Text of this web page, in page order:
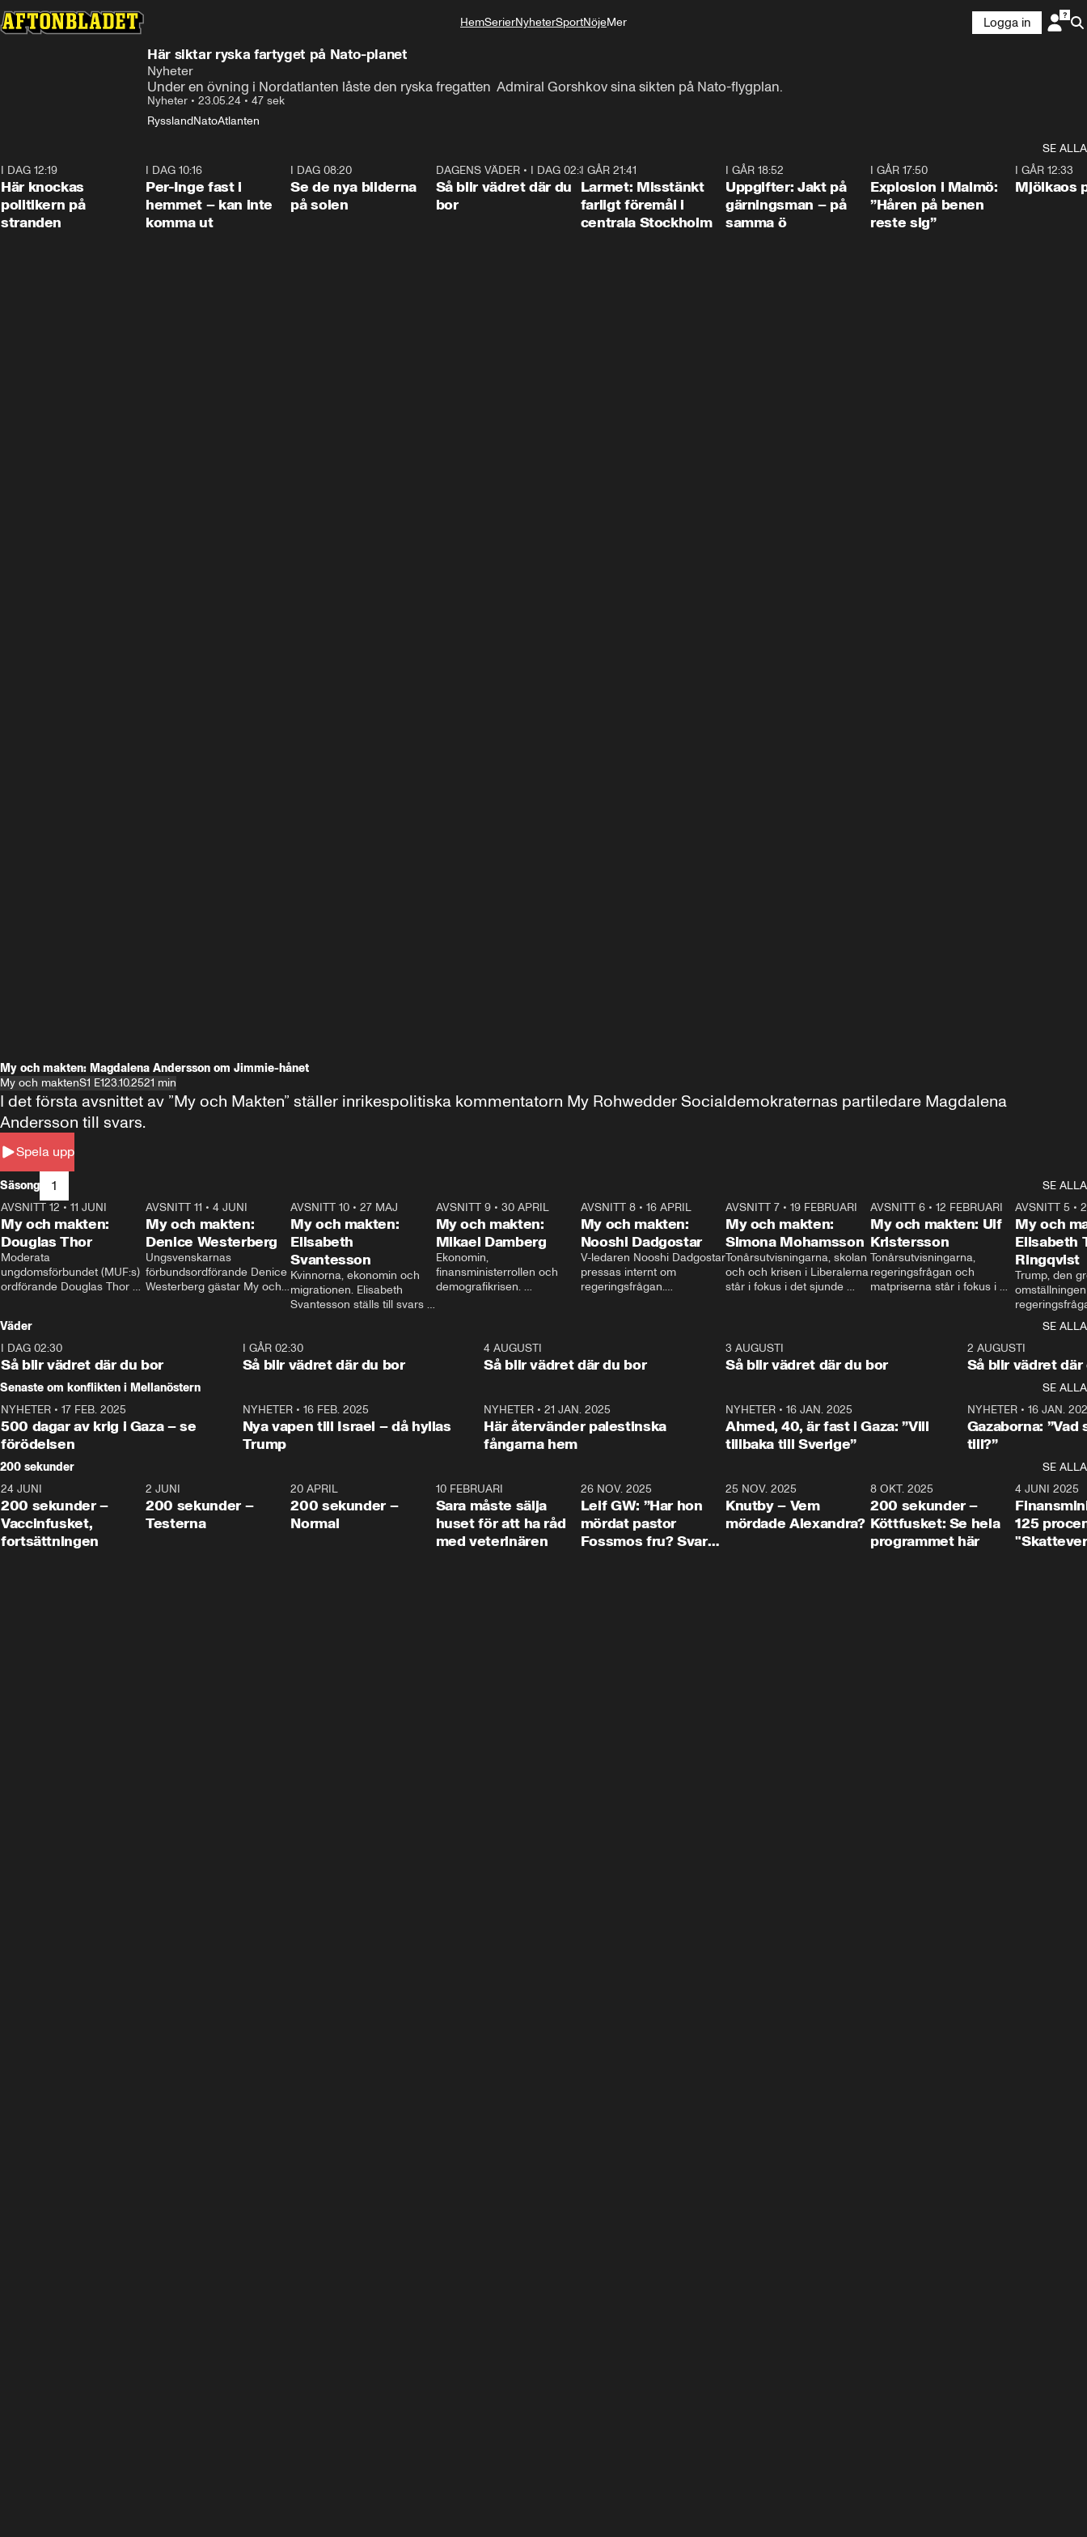
Nato-plan under en övning i Nordatlanten.
HemSerierNyheterSportNöjeMer
Logga in
Här siktar ryska fartyget på Nato-planet
Nyheter
Under en övning i Nordatlanten låste den ryska fregatten  Admiral Gorshkov sina sikten på Nato-flygplan.
Nyheter • 23.05.24 • 47 sek
RysslandNatoAtlanten
SE ALLA
I DAG 12:19
Här knockas
politikern på
stranden
I DAG 10:16
Per-Inge fast i
hemmet – kan inte
komma ut
I DAG 08:20
Se de nya bilderna
på solen
1:06
DAGENS VÄDER• I DAG 02:30
Så blir vädret där du
bor
I GÅR 21:41
Larmet: Misstänkt
farligt föremål i
centrala Stockholm
I GÅR 18:52
Uppgifter: Jakt på
gärningsman – på
samma ö
I GÅR 17:50
Explosion i Malmö:
”Håren på benen
reste sig”
I GÅR 12:33
Mjölkaos
My och makten: Magdalena Andersson om Jimmie-hånet
My och maktenS1 E123.10.2521 min
Spela upp
I det första avsnittet av ”My och Makten” ställer inrikespolitiska kommentatorn My Rohwedder Socialdemokraternas partiledare Magdalena
Andersson till svars.
Säsong 1
SE ALLA
26:27
AVSNITT 12 • 11 JUNI
My och makten:
Douglas Thor
Moderata
ungdomsförbundet (MUF:s)
ordförande Douglas Thor
tonårsutvisningarna och hur
Moderaterna ska locka
väljare till valet i höst.
23:40
AVSNITT 11 •4 JUNI
My och makten:
Denice Westerberg
Ungsvenskarnas
förbundsordförande Denice
Westerberg gästar My och
AVSNITT 10 •27 MAJ
My och makten:
Elisabeth
Svantesson
Kvinnorna, ekonomin och
migrationen. Elisabeth
Svantesson ställs till svars
AVSNITT 9• 30 APRIL
My och makten:
Mikael Damberg
Ekonomin,
finansministerrollen och
demografikrisen.
och Makten.
AVSNITT 8• 16 APRIL
My och makten:
Nooshi Dadgostar
V-ledaren Nooshi Dadgostar
pressas internt om
regeringsfrågan.
– Vi ställer upp i val. Ska vi
vara med så sitter vi förstås
24:30
AVSNITT 7• 19 FEBRUARI
My och makten:
Simona Mohamsson
Tonårsutvisningarna, skolan
och och krisen i Liberalerna
står i fokus i det sjunde
kommentator My
Rohwedder ställer
utbildnings- och
Mohamsson till svars.
27:30
AVSNITT 6 •12 FEBRUARI
My och makten: Ulf
Kristersson
Tonårsutvisningarna,
regeringsfrågan och
matpriserna står i fokus i
Rohwedder ställer
statsminister Ulf Kristersson
AVSNITT 5 •
My och
Elisabeth
Ringqvist
Trump, den
centrum i
avsnittet av
Makten”. Se
Aftonbladets
Rohwedder
Thand Ring
Väder
SE ALLA
I DAG 02:30
Så blir vädret där du bor
1:06
I GÅR 02:30
Så blir vädret där du bor
4 AUGUSTI
Så blir vädret där du bor
3 AUGUSTI
Så blir vädret där du bor
2 AUGUSTI
Så blir vädret där
Senaste om konflikten i Mellanöstern
SE ALLA
NYHETER • 17 FEB. 2025
500 dagar av krig i Gaza – se
förödelsen
NYHETER• 16 FEB. 2025
Nya vapen till Israel – då hyllas
Trump
NYHETER •21 JAN. 2025
Här återvänder palestinska
fångarna hem
NYHETER• 16 JAN. 2025
Ahmed, 40, är fast i Gaza: ”Vill
tillbaka till Sverige”
NYHETER• 16 JAN.
Gazaborna:
till?”
200 sekunder
SE ALLA
5:00
24 JUNI
200 sekunder –
Vaccinfusket,
fortsättningen
4:23
2 JUNI
200 sekunder –
Testerna
20 APRIL
200 sekunder –
Normal
10 FEBRUARI
Sara måste sälja
huset för att ha råd
med veterinären
26 NOV. 2025
Leif GW: ”Har hon
mördat pastor
Fossmos fru? Svar
31:05
25 NOV. 2025
Knutby – Vem
mördade Alexandra?
4:29
8 OKT. 2025
200 sekunder –
Köttfusket: Se hela
programmet här
4 JUNI 2025
125